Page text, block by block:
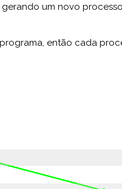
gerando um novo
então cada